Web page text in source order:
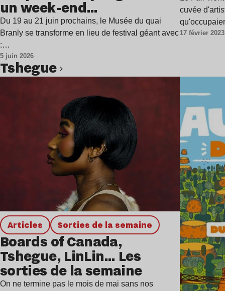
un week-end
d’anniversaire inédit
Du 19 au 21 juin prochains, le Musée du quai
Branly se transforme en lieu de festival géant avec
:…
5 juin 2026
cuvée
17 février 2023
Tshegue
Articles Sorties de la semaine
Boards of Canada,
Tshegue, LinLin… Les
sorties de la semaine
On ne termine pas le mois de mai sans nos